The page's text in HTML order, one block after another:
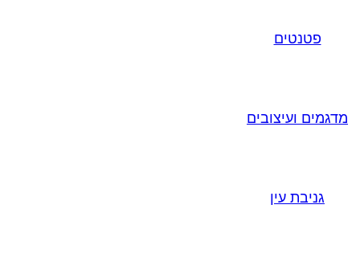
פטנטים
מדגמים ועיצובים
גניבת עין